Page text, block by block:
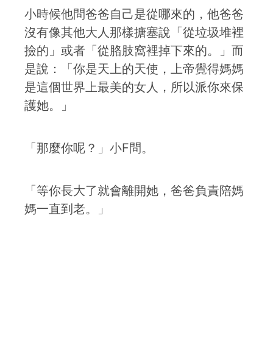
小時候他問爸爸自己是從哪來的，他爸爸
沒有像其他大人那樣搪塞說「從垃圾堆裡
撿的」或者「從胳肢窩裡掉下來的。」而
是說：「你是天上的天使，上帝覺得媽媽
是這個世界上最美的女人，所以派你來保
護她。」
「那麼你呢？」小F問。
「等你長大了就會離開她，爸爸負責陪媽
媽一直到老。」